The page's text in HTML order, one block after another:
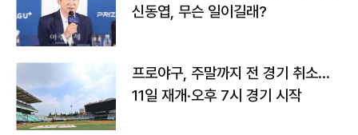
신동엽, 무슨 일이길래?
프로야구, 주말까지 전 경기 취소…
11일 재개·오후 7시 경기 시작